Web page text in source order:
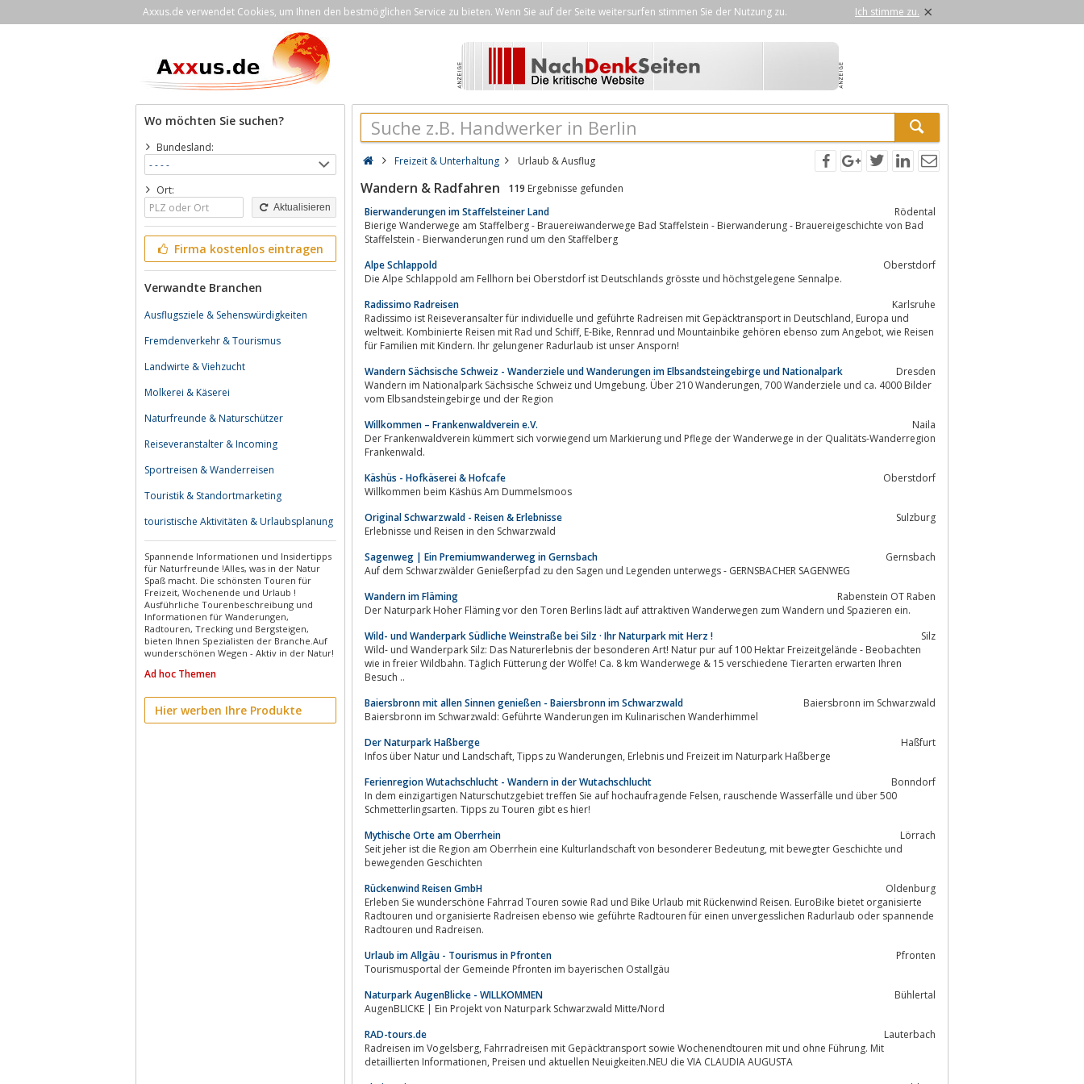
Axxus.de verwendet Cookies, um Ihnen den bestmöglichen Service zu bieten. Wenn Sie auf der Seite weitersurfen stimmen Sie der Nutzung zu. Ich stimme zu. ×
Wo möchten Sie suchen?
Bundesland:
Ort:
Aktualisieren
Firma kostenlos eintragen
Verwandte Branchen
Ausflugsziele & Sehenswürdigkeiten
Fremdenverkehr & Tourismus
Landwirte & Viehzucht
Molkerei & Käserei
Naturfreunde & Naturschützer
Reiseveranstalter & Incoming
Sportreisen & Wanderreisen
Touristik & Standortmarketing
touristische Aktivitäten & Urlaubsplanung
Spannende Informationen und Insidertipps
für Naturfreunde !Alles, was in der Natur
Spaß macht. Die schönsten Touren für
Freizeit, Wochenende und Urlaub !
Ausführliche Tourenbeschreibung und
Informationen für Wanderungen,
Radtouren, Trecking und Bergsteigen,
bieten Ihnen Spezialisten der Branche.Auf
wunderschönen Wegen - Aktiv in der Natur!
Ad hoc Themen
Hier werben Ihre Produkte
Freizeit & Unterhaltung Urlaub & Ausflug
Wandern & Radfahren 119 Ergebnisse gefunden
Bierwanderungen im Staffelsteiner Land
Rödental
Bierige Wanderwege am Staffelberg - Brauereiwanderwege Bad Staffelstein - Bierwanderung - Brauereigeschichte von Bad
Staffelstein - Bierwanderungen rund um den Staffelberg
Alpe Schlappold
Oberstdorf
Die Alpe Schlappold am Fellhorn bei Oberstdorf ist Deutschlands grösste und höchstgelegene Sennalpe.
Radissimo Radreisen
Karlsruhe
Radissimo ist Reiseveransalter für individuelle und geführte Radreisen mit Gepäcktransport in Deutschland, Europa und
weltweit. Kombinierte Reisen mit Rad und Schiff, E-Bike, Rennrad und Mountainbike gehören ebenso zum Angebot, wie Reisen
für Familien mit Kindern. Ihr gelungener Radurlaub ist unser Ansporn!
Wandern Sächsische Schweiz - Wanderziele und Wanderungen im Elbsandsteingebirge und Nationalpark
Dresden
Wandern im Nationalpark Sächsische Schweiz und Umgebung. Über 210 Wanderungen, 700 Wanderziele und ca. 4000 Bilder
vom Elbsandsteingebirge und der Region
Willkommen – Frankenwaldverein e.V.
Naila
Der Frankenwaldverein kümmert sich vorwiegend um Markierung und Pflege der Wanderwege in der Qualitäts-Wanderregion
Frankenwald.
Käshüs - Hofkäserei & Hofcafe
Oberstdorf
Willkommen beim Käshüs Am Dummelsmoos
Original Schwarzwald - Reisen & Erlebnisse
Sulzburg
Erlebnisse und Reisen in den Schwarzwald
Sagenweg | Ein Premiumwanderweg in Gernsbach
Gernsbach
Auf dem Schwarzwälder Genießerpfad zu den Sagen und Legenden unterwegs - GERNSBACHER SAGENWEG
Wandern im Fläming
Rabenstein OT Raben
Der Naturpark Hoher Fläming vor den Toren Berlins lädt auf attraktiven Wanderwegen zum Wandern und Spazieren ein.
Wild- und Wanderpark Südliche Weinstraße bei Silz · Ihr Naturpark mit Herz !
Silz
Wild- und Wanderpark Silz: Das Naturerlebnis der besonderen Art! Natur pur auf 100 Hektar Freizeitgelände - Beobachten
wie in freier Wildbahn. Täglich Fütterung der Wölfe! Ca. 8 km Wanderwege & 15 verschiedene Tierarten erwarten Ihren
Besuch ..
Baiersbronn mit allen Sinnen genießen - Baiersbronn im Schwarzwald
Baiersbronn im Schwarzwald
Baiersbronn im Schwarzwald: Geführte Wanderungen im Kulinarischen Wanderhimmel
Der Naturpark Haßberge
Haßfurt
Infos über Natur und Landschaft, Tipps zu Wanderungen, Erlebnis und Freizeit im Naturpark Haßberge
Ferienregion Wutachschlucht - Wandern in der Wutachschlucht
Bonndorf
In dem einzigartigen Naturschutzgebiet treffen Sie auf hochaufragende Felsen, rauschende Wasserfälle und über 500
Schmetterlingsarten. Tipps zu Touren gibt es hier!
Mythische Orte am Oberrhein
Lörrach
Seit jeher ist die Region am Oberrhein eine Kulturlandschaft von besonderer Bedeutung, mit bewegter Geschichte und
bewegenden Geschichten
Rückenwind Reisen GmbH
Oldenburg
Erleben Sie wunderschöne Fahrrad Touren sowie Rad und Bike Urlaub mit Rückenwind Reisen. EuroBike bietet organisierte
Radtouren und organisierte Radreisen ebenso wie geführte Radtouren für einen unvergesslichen Radurlaub oder spannende
Radtouren und Radreisen.
Urlaub im Allgäu - Tourismus in Pfronten
Pfronten
Tourismusportal der Gemeinde Pfronten im bayerischen Ostallgäu
Naturpark AugenBlicke - WILLKOMMEN
Bühlertal
AugenBLICKE | Ein Projekt von Naturpark Schwarzwald Mitte/Nord
RAD-tours.de
Lauterbach
Radreisen im Vogelsberg, Fahrradreisen mit Gepäcktransport sowie Wochenendtouren mit und ohne Führung. Mit
detaillierten Informationen, Preisen und aktuellen Neuigkeiten.NEU die VIA CLAUDIA AUGUSTA